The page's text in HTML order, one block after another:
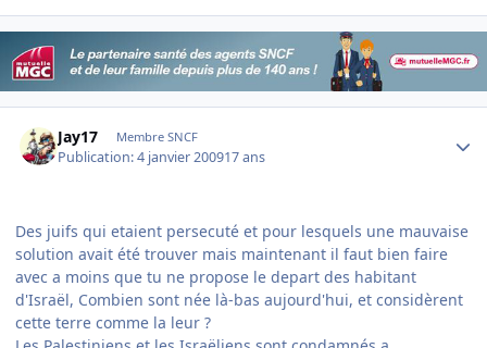
Jay17 Membre SNCF
Publication:4 janvier 200917 ans
Des juifs qui etaient persecuté et pour lesquels une mauvaise
solution avait été trouver mais maintenant il faut bien faire
avec a moins que tu ne propose le depart des habitant
d'Israël, Combien sont née là-bas aujourd'hui, et considèrent
cette terre comme la leur ?